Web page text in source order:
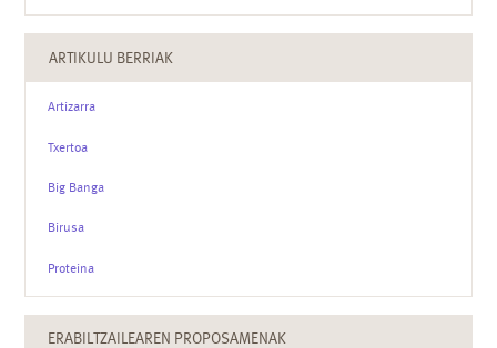
ARTIKULU BERRIAK
Artizarra
Txertoa
Big Banga
Birusa
Proteina
ERABILTZAILEAREN PROPOSAMENAK